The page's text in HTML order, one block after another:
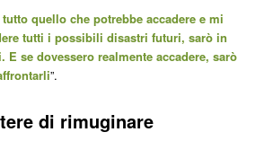
quello che potrebbe accadere e mi
tutti i possibili disastri futuri, sarò in
se dovessero realmente accadere, sarò
”.
di rimuginare